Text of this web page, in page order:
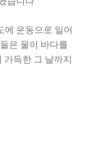
에 운동으로 일어
은 물이 바다를
가득한 그 날까지